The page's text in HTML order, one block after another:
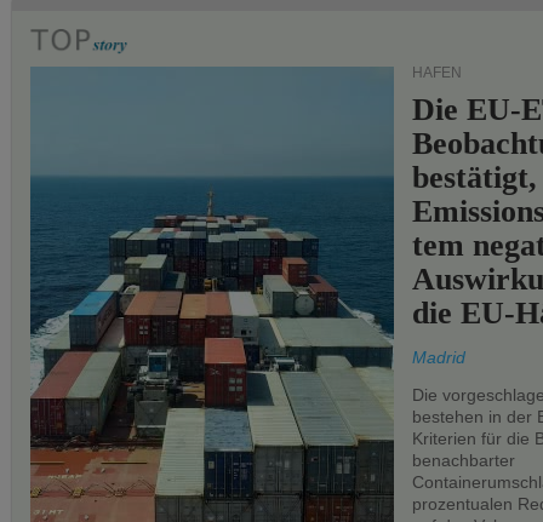
HÄFEN
Die EU-
bestätigt,
tem
die EU-
Madrid
Die
bestehen in der
Kriterien für die
benachbarter
prozentualen